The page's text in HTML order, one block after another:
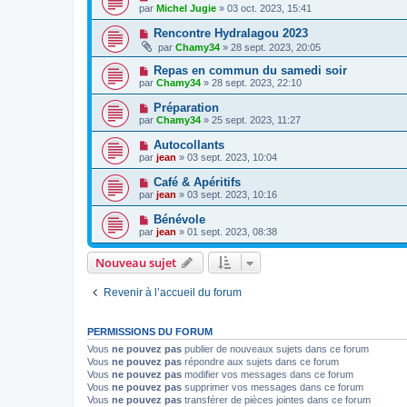
par Michel Jugie » 03 oct. 2023, 15:41
Rencontre Hydralagou 2023
par Chamy34 » 28 sept. 2023, 20:05
Repas en commun du samedi soir
par Chamy34 » 28 sept. 2023, 22:10
Préparation
par Chamy34 » 25 sept. 2023, 11:27
Autocollants
par jean » 03 sept. 2023, 10:04
Café & Apéritifs
par jean » 03 sept. 2023, 10:16
Bénévole
par jean » 01 sept. 2023, 08:38
Nouveau sujet
Revenir à l’accueil du forum
PERMISSIONS DU FORUM
Vous ne pouvez pas publier de nouveaux sujets dans ce forum
Vous ne pouvez pas répondre aux sujets dans ce forum
Vous ne pouvez pas modifier vos messages dans ce forum
Vous ne pouvez pas supprimer vos messages dans ce forum
Vous ne pouvez pas transférer de pièces jointes dans ce forum